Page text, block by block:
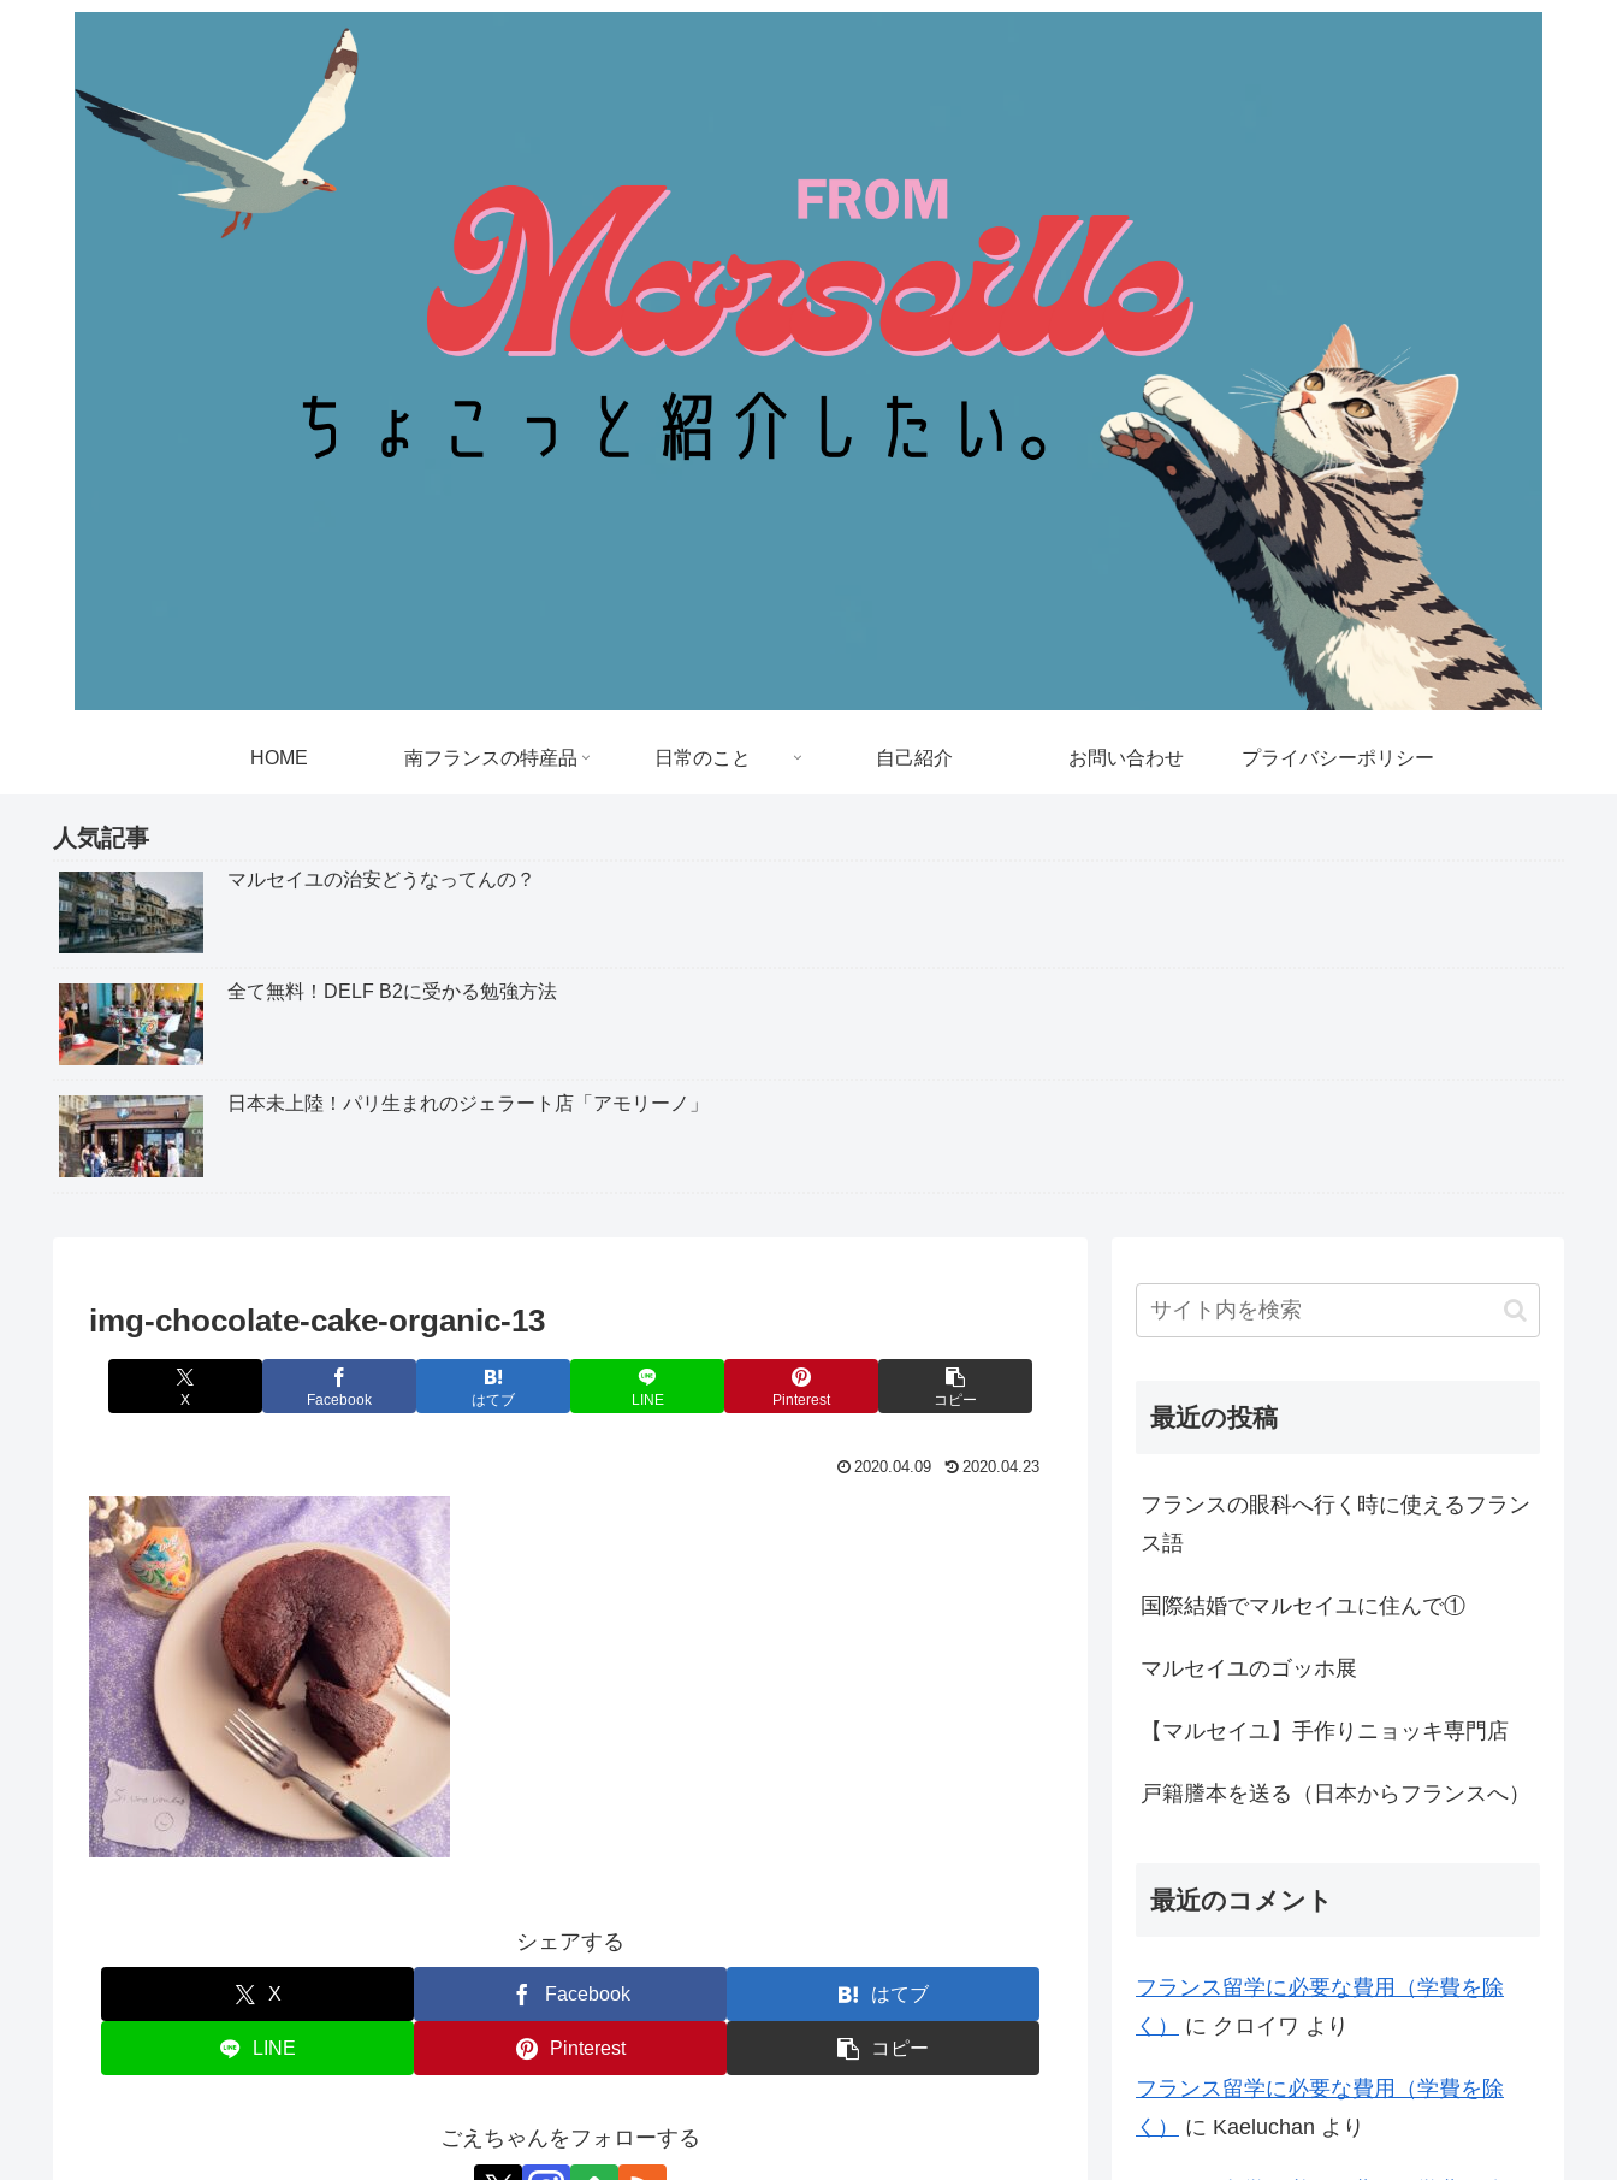
HOME 南フランスの特産品 日常のこと 自己紹介 お問い合わせ プライバシーポリシー
人気記事
マルセイユの治安どうなってんの？
全て無料！DELF B2に受かる勉強方法
日本未上陸！パリ生まれのジェラート店「アモリーノ」
img-chocolate-cake-organic-13
X Facebook はてブ LINE Pinterest コピー
2020.04.09 2020.04.23
シェアする
X Facebook はてブ
LINE Pinterest コピー
ごえちゃんをフォローする
最近の投稿
フランスの眼科へ行く時に使えるフラン
ス語
国際結婚でマルセイユに住んで①
マルセイユのゴッホ展
【マルセイユ】手作りニョッキ専門店
戸籍謄本を送る（日本からフランスへ）
最近のコメント
フランス留学に必要な費用（学費を除
く）
に クロイワ より
フランス留学に必要な費用（学費を除
く）
に Kaeluchan より